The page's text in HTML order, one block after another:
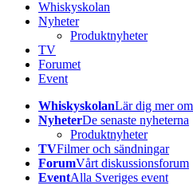
Whiskyskolan
Nyheter
Produktnyheter
TV
Forumet
Event
WhiskyskolanLär dig mer
NyheterDe senaste nyheterna
Produktnyheter
TVFilmer och sändningar
ForumVårt diskussionsforum
EventAlla Sveriges event